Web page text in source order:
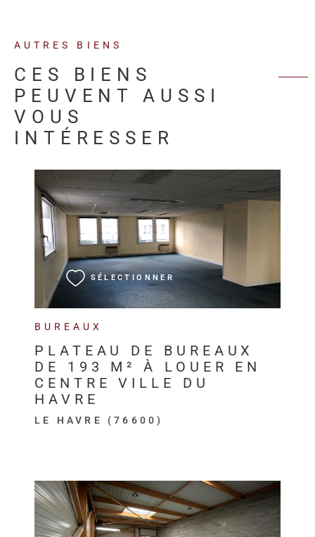
AUTRES BIENS
CES BIENS
PEUVENT AUSSI
VOUS
INTÉRESSER
BUREAUX
PLATEAU DE BUREAUX
DE 193 M² À LOUER EN
CENTRE VILLE DU
HAVRE
LE HAVRE (76600)
SÉLECTIONNER
VOIR LE BIEN